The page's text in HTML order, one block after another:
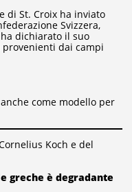
di St. Croix ha inviato
Svizzera,
dichiarato il suo
provenienti dai campi
come modello per
Koch e del
greche è degradante